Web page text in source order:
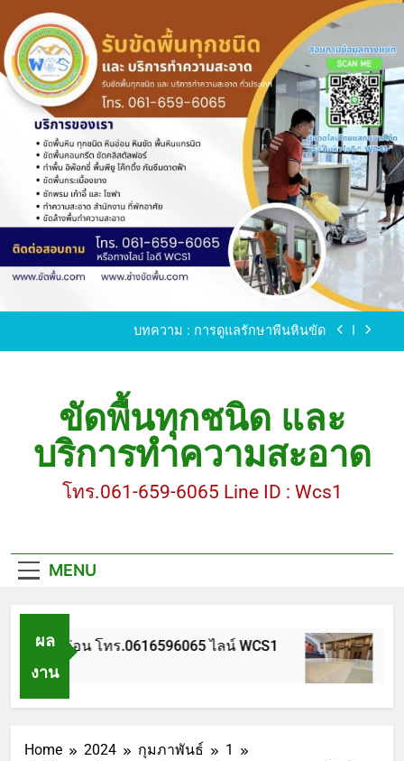
to
content
ขัดพื้นหินขัด อบต.แหลมบัวนครปฐม
ขัดพื้นหินอ่อน โทร.0616596065 ไลน์ WCS1
บทความ : การดูแลรักษาพื้นหินขัด
ขัดพื้นหินขัด สมุทรสาคร โทร.061-659-6065 Line ID
ขัดพื้นหินขัด อบต.แหลมบัวนครปฐม
ขัดพื้นหินอ่อน โทร.0616596065 ไลน์ WCS1
บทความ : การดูแลรักษาพื้นหินขัด
ขัดพื้นหินขัด อบต.แหลมบัวนครปฐม
ขัดพื้นทุกชนิด และ
บริการทำความสะอาด
โทร.061-659-6065 Line ID : Wcs1
MENU
ผล
งาน
หินอ่อน โทร.0616596065 ไลน์ WCS1 บทคว
1 ปี Ago
Home 2024 กุมภาพันธ์
1